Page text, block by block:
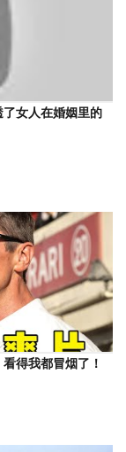
了女人在婚姻里的
得我都冒烟了！